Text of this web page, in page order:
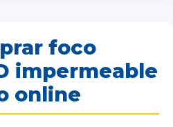
foco
impermeable
online